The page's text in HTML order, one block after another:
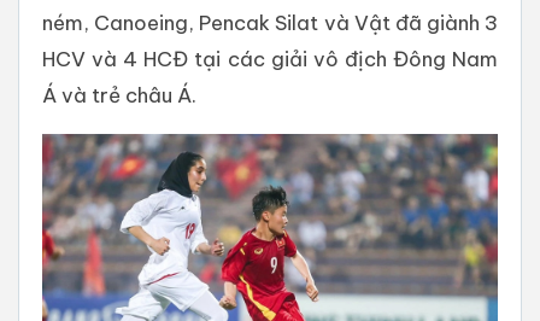
ném, Canoeing, Pencak Silat và Vật đã giành 3
HCV và 4 HCĐ tại các giải vô địch Đông Nam
Á và trẻ châu Á.